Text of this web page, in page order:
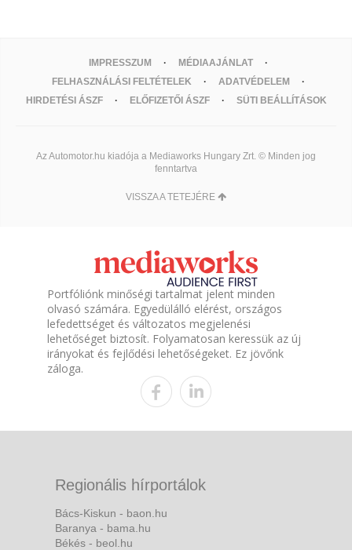
IMPRESSZUM
MÉDIAAJÁNLAT
FELHASZNÁLÁSI FELTÉTELEK
ADATVÉDELEM
HIRDETÉSI ÁSZF
ELŐFIZETŐI ÁSZF SÜTI BEÁLLÍTÁSOK
Az Automotor.hu kiadója a Mediaworks Hungary Zrt. © Minden jog
fenntartva
VISSZA A TETEJÉRE
Portfóliónk minőségi tartalmat jelent minden
olvasó számára. Egyedülálló elérést, országos
lefedettséget és változatos megjelenési
lehetőséget biztosít. Folyamatosan keressük az új
irányokat és fejlődési lehetőségeket. Ez jövőnk
záloga.
Regionális hírportálok
Bács-Kiskun - baon.hu
Baranya - bama.hu
Békés - beol.hu